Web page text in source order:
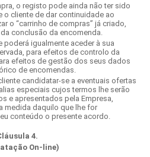
o registo pode ainda não ter sido
o cliente de dar continuidade ao
o “carrinho de compras” já criado,
conclusão da encomenda.
poderá igualmente aceder à sua
para efeitos de controlo da
efeitos de gestão dos seus dados
de encomendas.
candidatar-se a eventuais ofertas
especiais cujos termos lhe serão
e apresentados pela Empresa,
medida daquilo que lhe for
conteúdo o presente acordo.
4.
On-line)